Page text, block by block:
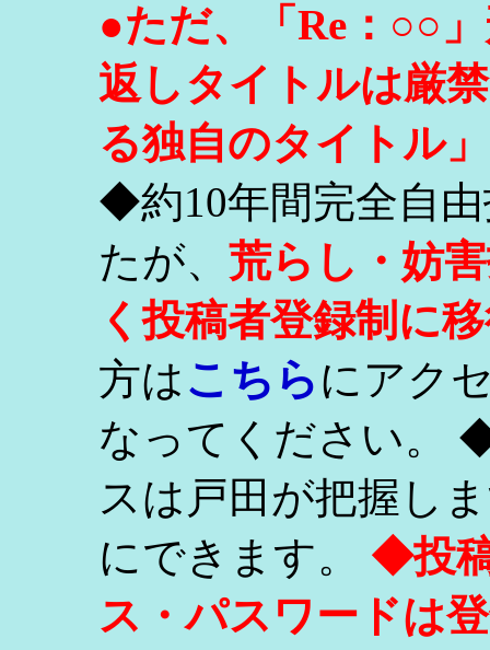
●ただ、「Re：○○
返しタイトルは厳
る独自のタイトル
◆約10年間完全自
たが、 荒らし・妨
く投稿者登録制に
方はこちらにアク
なってください。
スは戸田が把握し
にできます。 ◆投
ス・パスワードは